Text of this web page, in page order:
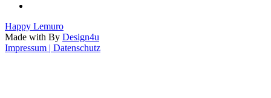
Happy Lemuro
Made with By Design4u
Impressum | Datenschutz